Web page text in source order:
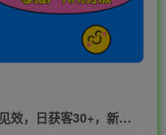
玄学变现终极玩法，暴力起号，一天见效，日获客30+，新手小白可轻松掌握